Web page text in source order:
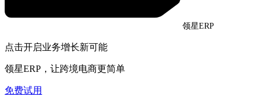
领星ERP
点击开启业务增长新可能
领星ERP，让跨境电商更简单
免费试用